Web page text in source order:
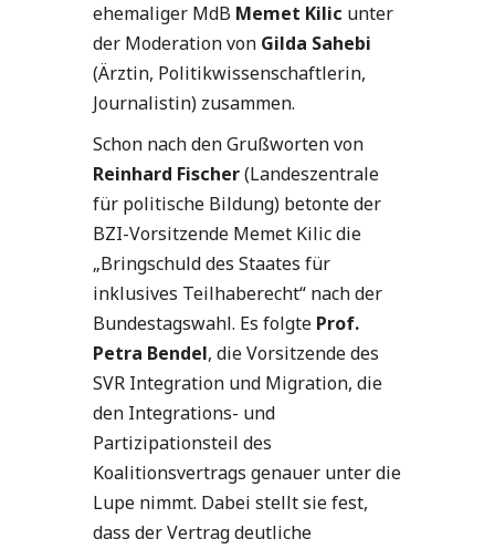
ehemaliger MdB Memet Kilic unter
der Moderation von Gilda Sahebi
(Ärztin, Politikwissenschaftlerin,
Journalistin) zusammen.
Schon nach den Grußworten von
Reinhard Fischer(Landeszentrale
für politische Bildung) betonte der
BZI-Vorsitzende Memet Kilic die
„Bringschuld des Staates für
inklusives Teilhaberecht“ nach der
Bundestagswahl. Es folgte Prof.
Petra Bendel, die Vorsitzende des
SVR Integration und Migration, die
den Integrations- und
Partizipationsteil des
Koalitionsvertrags genauer unter die
Lupe nimmt. Dabei stellt sie fest,
dass der Vertrag deutliche